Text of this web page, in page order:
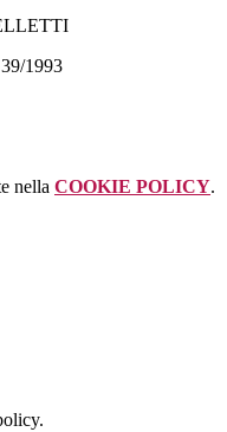
1993
nella COOKIE POLICY.